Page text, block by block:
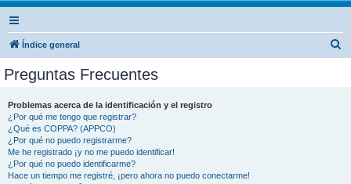
Índice general
Preguntas Frecuentes
Problemas acerca de la identificación y el registro
¿Por qué me tengo que registrar?
¿Qué es COPPA? (APPCO)
¿Por qué no puedo registrarme?
Me he registrado ¡y no me puedo identificar!
¿Por qué no puedo identificarme?
Hace un tiempo me registré, ¡pero ahora no puedo conectarme!